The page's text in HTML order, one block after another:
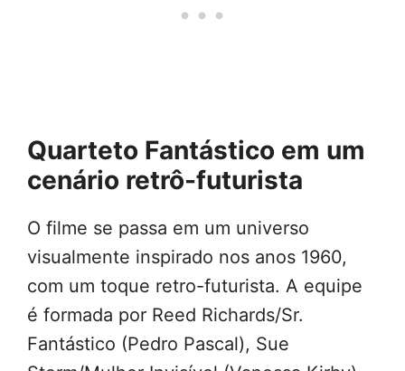
Quarteto Fantástico em um
cenário retrô-futurista
O filme se passa em um universo
visualmente inspirado nos anos 1960,
com um toque retro-futurista. A equipe
é formada por Reed Richards/Sr.
Fantástico (Pedro Pascal), Sue